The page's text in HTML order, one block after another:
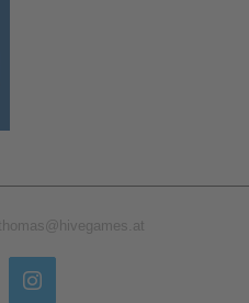
thomas@hivegames.at
Instagram